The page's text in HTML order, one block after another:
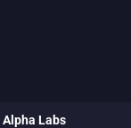
Alpha Labs